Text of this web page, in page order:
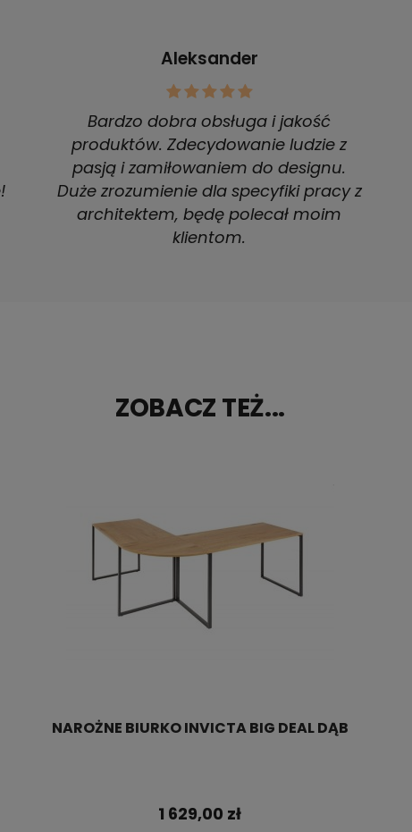
Aleksander
Bardzo dobra obsługa i jakość
produktów. Zdecydowanie ludzie z
pasją i zamiłowaniem do designu.
Duże zrozumienie dla specyfiki pracy z
architektem, będę polecał moim
klientom.
ZOBACZ TEŻ...
NAROŻNE BIURKO INVICTA BIG DEAL DĄB
1 629,00 zł